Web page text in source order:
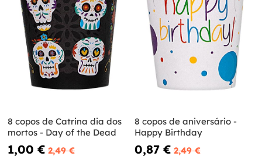
8 copos de Catrina dia dos
mortos - Day of the Dead
1,00 € 2,49 €
8 copos de aniversário -
Happy Birthday
0,87 € 2,49 €